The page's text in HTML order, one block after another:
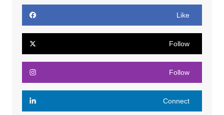
Like
Follow
Follow
Connect